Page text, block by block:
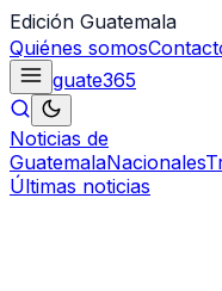
Edición Guatemala
Quiénes somos
guate365
Noticias de
GuatemalaNacionales
Últimas noticias